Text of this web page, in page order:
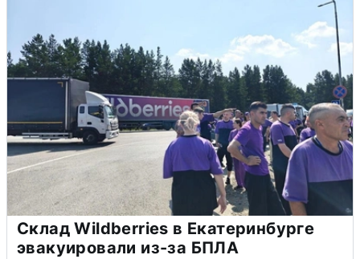
Склад Wildberries в Екатеринбурге
эвакуировали из-за БПЛА